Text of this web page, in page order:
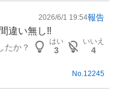
2026/6/1 19:54報告
違い無し‼️
たか？
はい
3
いいえ
4
No. 12245